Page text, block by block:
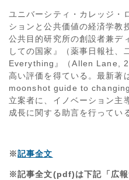
ユニバーシティ・カレッジ・
ションと公共価値の経済学教
公共目的研究所の創設者兼デ
しての国家』（薬事日報社
Everything』（Allen Lane,
高い評価を得ている。最新
moonshot guide to
立案者に、イノベーション主
成長に関する助言を行ってい
※記事全文
※記事全文(pdf)は下記「広報